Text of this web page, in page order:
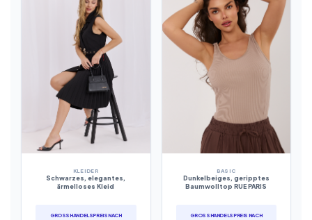
KLEIDER
Schwarzes, elegantes,
ärmelloses Kleid
GROSSHANDELSPREIS NACH A
BASIC
Dunkelbeiges, geripptes
Baumwolltop RUE PARIS
GROSSHANDELSPREIS NACH A